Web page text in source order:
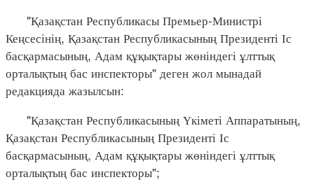
"Қазақстан Республикасы Премьер-Министрі
Кеңсесінің, Қазақстан Республикасының Президенті Іс
басқармасының, Адам құқықтары жөніндегі ұлттық
орталықтың бас инспекторы" деген жол мынадай
редакцияда жазылсын:
"Қазақстан Республикасының Үкіметі Аппаратының,
Қазақстан Республикасының Президенті Іс
басқармасының, Адам құқықтары жөніндегі ұлттық
орталықтың бас инспекторы";